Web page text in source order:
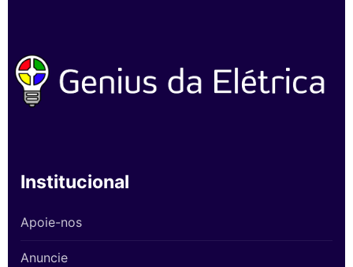
Institucional
Apoie-nos
Anuncie